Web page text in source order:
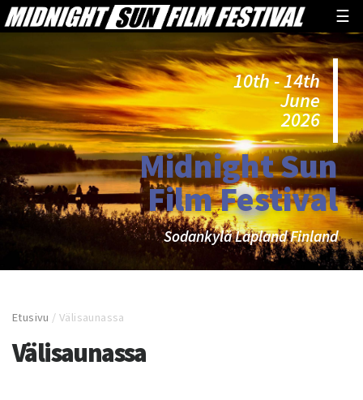
☰
10th - 14th
June
2026
Midnight Sun
Film Festival
Sodankylä Lapland Finland
Etusivu /Välisaunassa
Välisaunassa